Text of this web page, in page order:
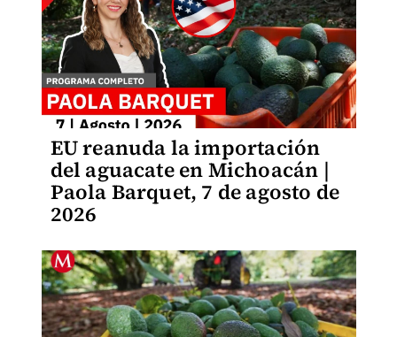
EU reanuda la importación
del aguacate en Michoacán |
Paola Barquet, 7 de agosto de
2026